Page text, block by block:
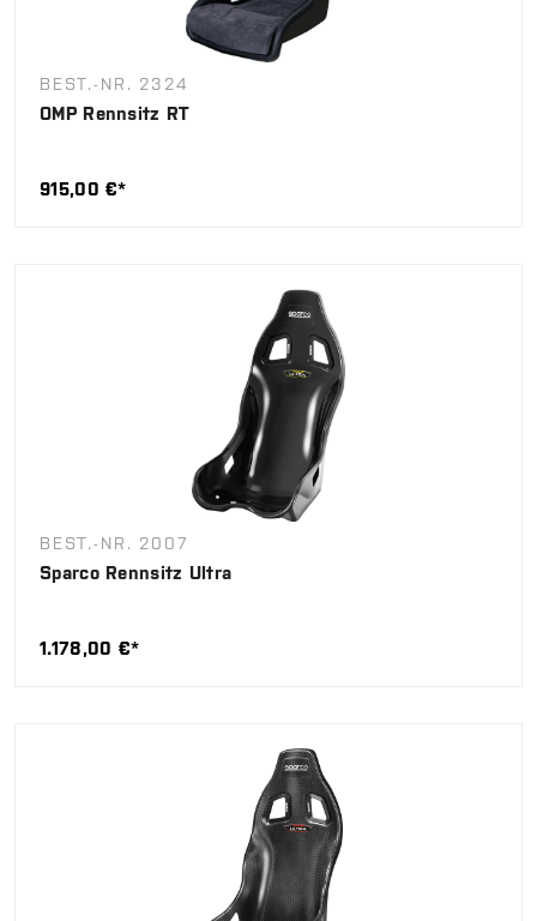
BEST.-NR. 2324
OMP Rennsitz RT
915,00 €*
BEST.-NR. 2007
Sparco Rennsitz Ultra
1.178,00 €*